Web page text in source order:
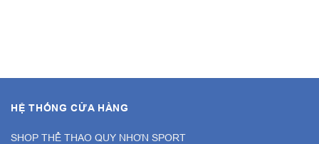
HỆ THỐNG CỬA HÀNG
SHOP THỂ THAO QUY NHƠN SPORT